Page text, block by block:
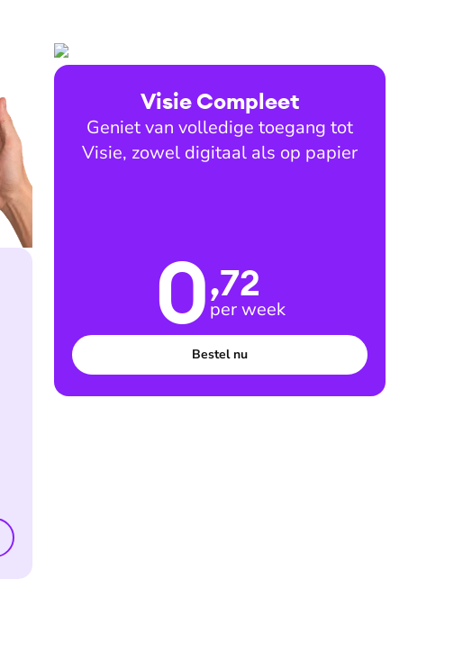
Visie Compleet
Geniet van volledige toegang tot
Visie, zowel digitaal als op papier
0,72
per week
Bestel nu